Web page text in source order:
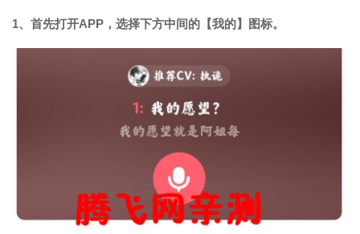
1、首先打开APP，选择下方中间的【我的】图标。